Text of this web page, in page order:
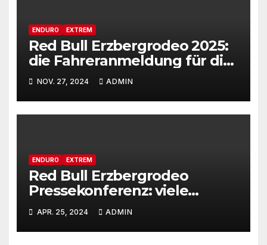
ENDURO EXTREM
Red Bull Erzbergrodeo 2025:
die Fahreranmeldung für die
29ste Auflage des weltweit
renommiertesten Extreme
Enduro Rennens startet am
Montag, den 18. November!
NOV. 27, 2024 ADMIN
ENDURO EXTREM
Red Bull Erzbergrodeo
Pressekonferenz: viele
Neuigkeiten zum Motorrad-
Offroadsport Event der
Superlative
APR. 25, 2024 ADMIN